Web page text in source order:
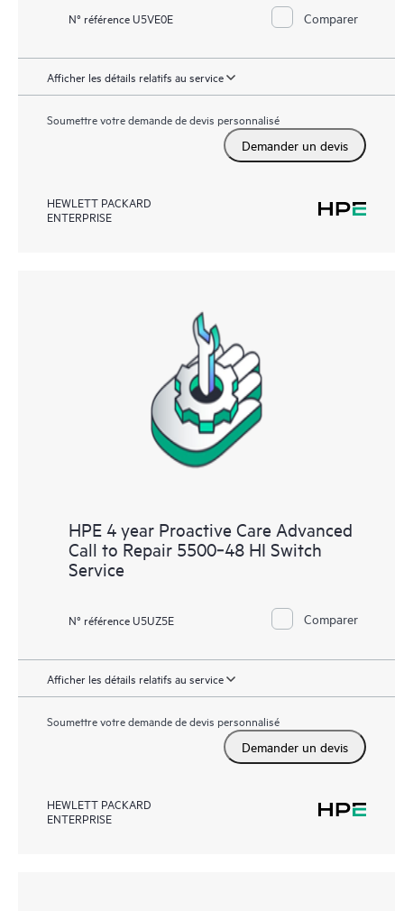
N° référence U5VE0E Comparer
Afficher les détails relatifs au service
Soumettre votre demande de devis personnalisé
Demander un devis
HEWLETT PACKARD
ENTERPRISE
HPE 4 year Proactive Care Advanced
Call to Repair 5500‑48 HI Switch
Service
N° référence U5UZ5E Comparer
Afficher les détails relatifs au service
Soumettre votre demande de devis personnalisé
Demander un devis
HEWLETT PACKARD
ENTERPRISE